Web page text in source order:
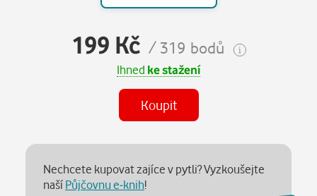
199 Kč / 319 bodů
Ihned ke stažení
Koupit
Nechcete kupovat zajíce v pytli? Vyzkoušejte
našíPůjčovnu e-knih!